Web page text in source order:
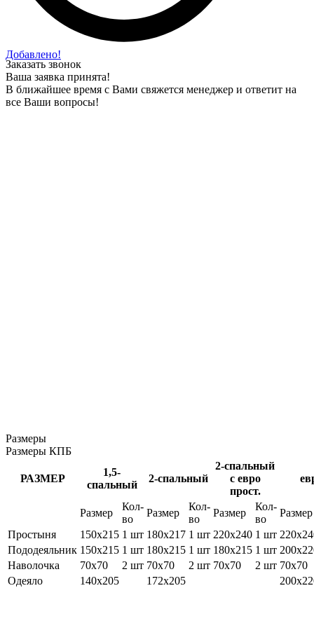
Добавлено!
Заказать звонок
Ваша заявка принята!
В ближайшее время с Вами свяжется менеджер и ответит на
все Ваши вопросы!
Размеры
Размеры КПБ
РАЗМЕР
1,5-
спальный
2-спальный
2-спальный
с евро
прост.
Размер
Кол-
во
Размер
Кол-
во
Размер
Кол-
во
Размер
Простыня
150х215 1 шт 180х217 1 шт 220х240 1 шт
Пододеяльник 150х215 1 шт 180х215 1 шт 180х215 1 шт
Наволочка
70х70 2 шт 70х70 2 шт 70х70 2 шт 70х70
Одеяло
140х205 172х205